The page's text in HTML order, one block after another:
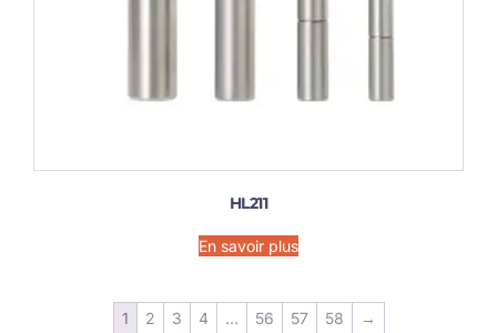
HL211
En savoir plus
1 2 3 4 … 56 57 58 →